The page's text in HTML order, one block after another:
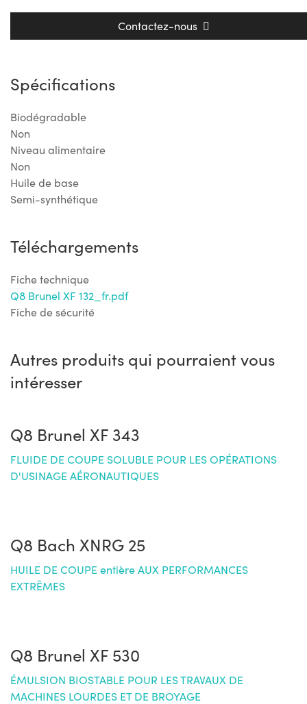
Contactez-nous
Spécifications
Biodégradable
Non
Niveau alimentaire
Non
Huile de base
Semi-synthétique
Téléchargements
Fiche technique
Q8 Brunel XF 132_fr.pdf
Fiche de sécurité
Autres produits qui pourraient vous
intéresser
Q8 Brunel XF 343
FLUIDE DE COUPE SOLUBLE POUR LES OPÉRATIONS
D'USINAGE AÉRONAUTIQUES
Q8 Bach XNRG 25
HUILE DE COUPE entière AUX PERFORMANCES
EXTRÊMES
Q8 Brunel XF 530
ÉMULSION BIOSTABLE POUR LES TRAVAUX DE
MACHINES LOURDES ET DE BROYAGE